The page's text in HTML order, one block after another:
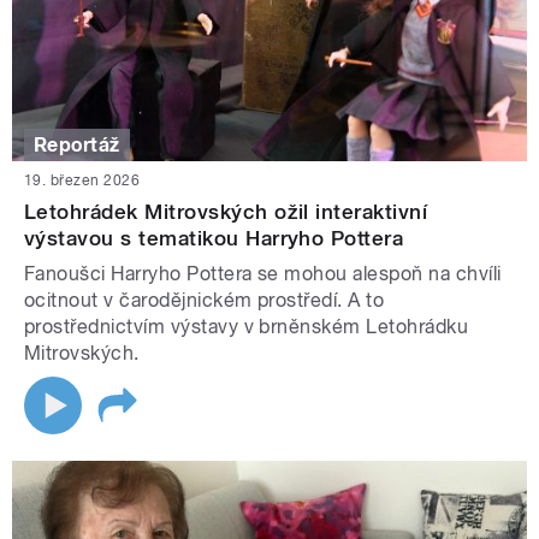
Reportáž
19. březen 2026
Letohrádek Mitrovských ožil interaktivní
výstavou s tematikou Harryho Pottera
Fanoušci Harryho Pottera se mohou alespoň na chvíli
ocitnout v čarodějnickém prostředí. A to
prostřednictvím výstavy v brněnském Letohrádku
Mitrovských.